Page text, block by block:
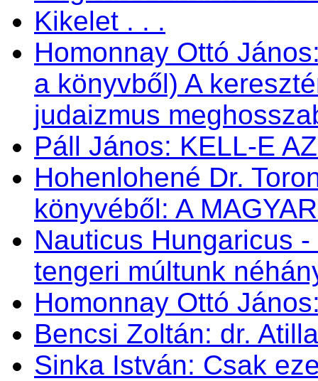
Kikelet . . .
Homonnay Ottó
a könyvből) A
judaizmus
Páll János: KELL-E
Hohenlohené Dr.
könyvéből: A
Nauticus Hungaricus
tengeri múltunk
Homonnay Ottó
Bencsi Zoltán: dr.
Sinka István: Csak